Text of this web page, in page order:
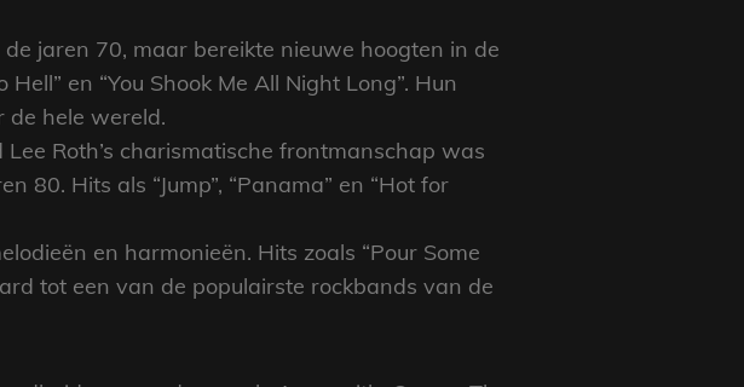
jaren 70, maar bereikte nieuwe hoogten in de
en “You Shook Me All Night Long”. Hun
de hele wereld.
Roth’s charismatische frontmanschap was
80. Hits als “Jump”, “Panama” en “Hot for
en harmonieën. Hits zoals “Pour Some
tot een van de populairste rockbands van de